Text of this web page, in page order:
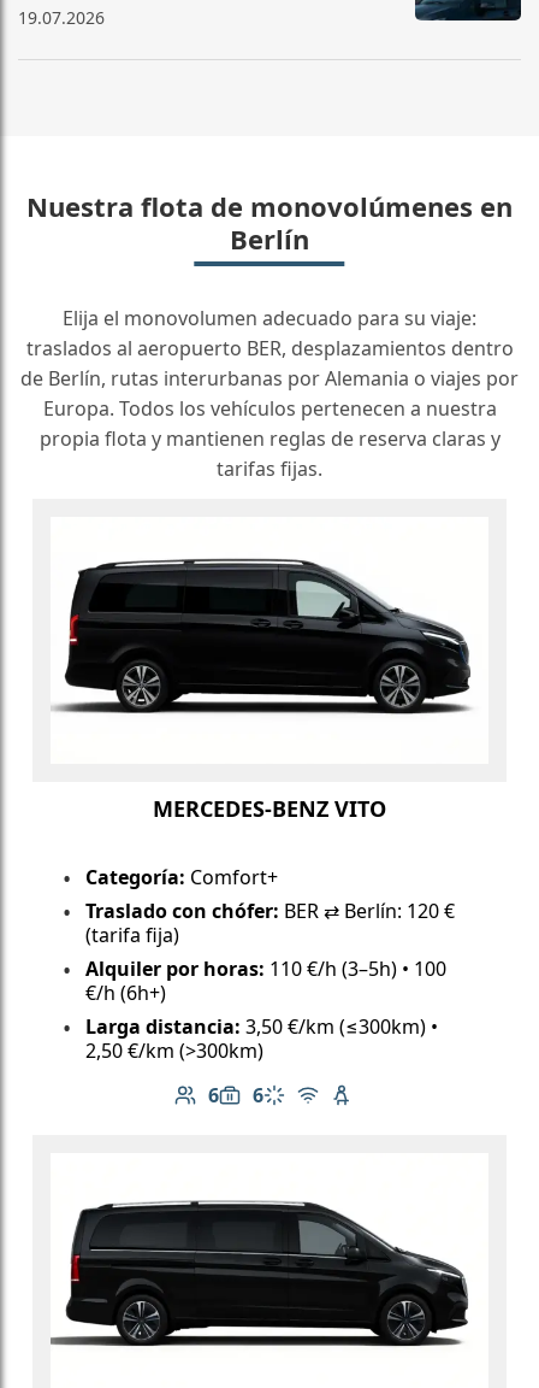
19.07.2026
Nuestra flota de monovolúmenes en
Berlín
Elija el monovolumen adecuado para su viaje:
traslados al aeropuerto BER, desplazamientos dentro
de Berlín, rutas interurbanas por Alemania o viajes por
Europa. Todos los vehículos pertenecen a nuestra
propia flota y mantienen reglas de reserva claras y
tarifas fijas.
MERCEDES-BENZ VITO
Categoría: Comfort+
Traslado con chófer: BER ⇄ Berlín: 120 €
(tarifa fija)
Alquiler por horas: 110 €/h (3–5h) • 100
€/h (6h+)
Larga distancia: 3,50 €/km (≤300km) •
2,50 €/km (>300km)
6
Número de pasajeros: 6
6
Capacidad de equipaje: 6
Aire acondicionado
Wi-Fi gratuito
Asiento infantil